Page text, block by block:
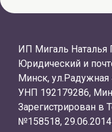
ИП Мигаль Наталья
Юридический и
Минск,
УНП 192179286,
Зарегистрирован в
№158518,